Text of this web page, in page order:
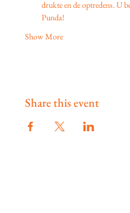
drukte en de optredens. U
Punda!
Show More
Share this event